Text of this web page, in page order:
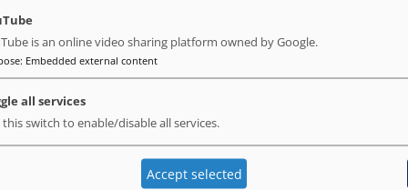
La posizione è fantastica, nel cuore di Barcellona, e tutti i
come l'abbondante e varia colazione offerta. Tra le altre
novembre. ?? Non posso che consigliare una visita!?
is an online video sharing platform owned by Google.
: Embedded external content
all services
this switch to enable/disable all services.
Accept selected